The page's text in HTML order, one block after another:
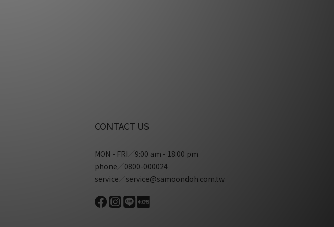
CONTACT US
MON - FRI／9:00 am - 18:00 pm
phone／0800-000024
service／service@samoondoh.com.tw